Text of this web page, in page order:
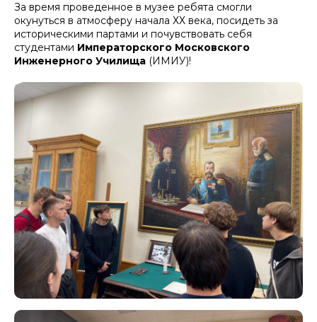
За время проведенное в музее ребята смогли
окунуться в атмосферу начала ХХ века, посидеть за
историческими партами и почувствовать себя
студентами Императорского Московского
Инженерного Училища (ИМИУ)!